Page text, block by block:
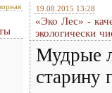
19.08.2015 13:28
«Эко Лес» -
экологически
Мудрые
старину